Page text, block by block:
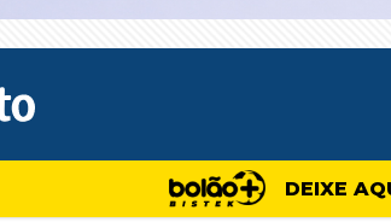
DEIXE